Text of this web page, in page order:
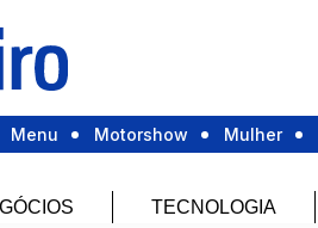
Menu Motorshow Mulher
TECNOLOGIA